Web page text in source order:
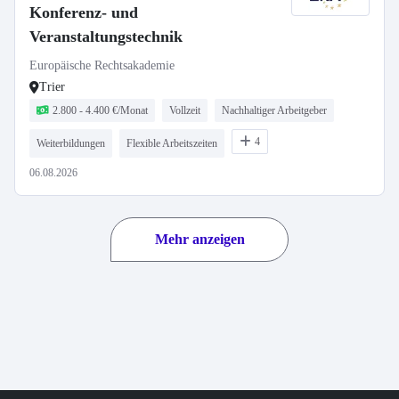
Konferenz- und
Veranstaltungstechnik
Europäische Rechtsakademie
Trier
2.800 - 4.400 €/Monat Vollzeit Nachhaltiger Arbeitgeber
Weiterbildungen Flexible Arbeitszeiten 4
06.08.2026
Mehr anzeigen